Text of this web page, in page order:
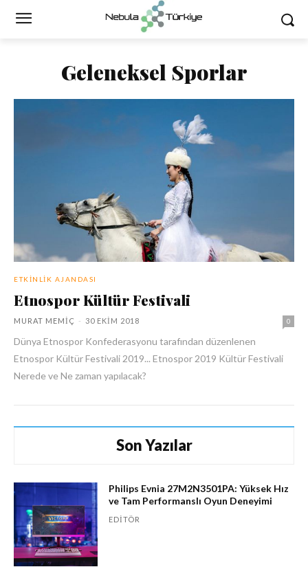
Geleneksel Sporlar
ETKINLIK AJANDASI
Etnospor Kültür Festivali
MURAT MEMIÇ - 30 EKIM 2018 0
Dünya Etnospor Konfederasyonu tarafından düzenlenen
Etnospor Kültür Festivali 2019... Etnospor 2019 Kültür Festivali
Nerede ve Ne zaman yapılacak?
Son Yazılar
Philips Evnia 27M2N3501PA: Yüksek Hız
ve Tam Performanslı Oyun Deneyimi
EDITÖR